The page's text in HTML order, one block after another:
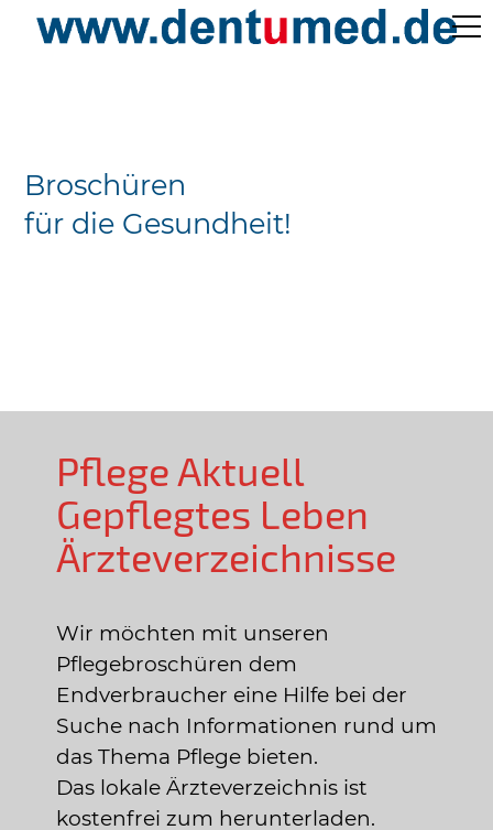
Ärzteverzeichnisse
Broschüren
für die Gesundheit!
Pflege Aktuell
Gepflegtes Leben
Ärzteverzeichnisse
Wir möchten mit unseren
Pflegebroschüren dem
Endverbraucher eine Hilfe bei der
Suche nach Informationen rund um
das Thema Pflege bieten.
Das lokale Ärzteverzeichnis ist
kostenfrei zum herunterladen.